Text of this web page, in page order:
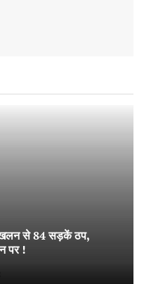
से 84 सड़कें ठप,
पर !